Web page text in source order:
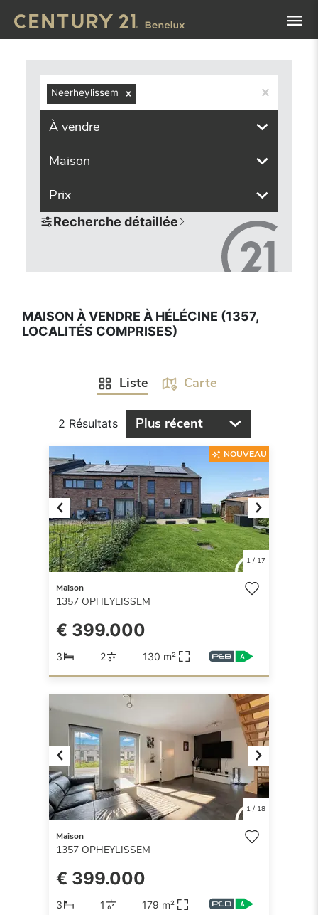
Neerheylissem
À vendre
Maison
Prix
Recherche détaillée
MAISON À VENDRE À HÉLÉCINE (1357,
LOCALITÉS COMPRISES)
Liste Carte
2 Résultats Plus récent
Previous Next
1/ 17
NOUVEAU
Maison
1357 OPHEYLISSEM
€ 399.000
3 2 130 m²
Previous Next
1/ 18
Maison
1357 OPHEYLISSEM
€ 399.000
3 1 179 m²